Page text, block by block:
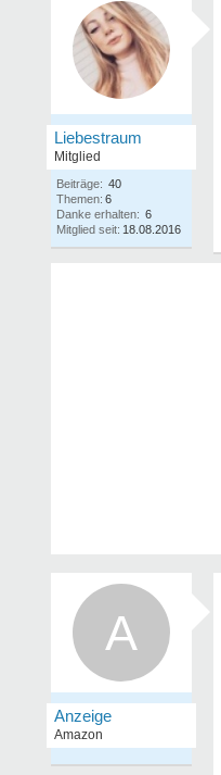
Liebestraum
Mitglied
Beiträge: 40
Themen: 6
Danke erhalten: 6
Mitglied seit: 18.08.2016
A